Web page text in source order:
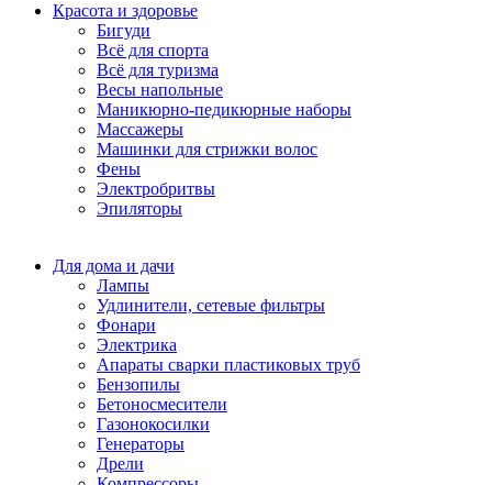
Красота и здоровье
Бигуди
Всё для спорта
Всё для туризма
Весы напольные
Маникюрно-педикюрные наборы
Массажеры
Машинки для стрижки волос
Фены
Электробритвы
Эпиляторы
Для дома и дачи
Лампы
Удлинители, сетевые фильтры
Фонари
Электрика
Апараты сварки пластиковых труб
Бензопилы
Бетоносмесители
Газонокосилки
Генераторы
Дрели